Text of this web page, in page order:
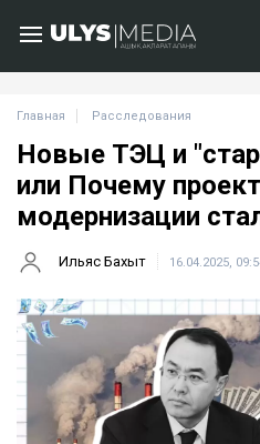
Главная Расследования
Новые ТЭЦ и
или Почему
модернизации
Ильяс Бахыт 16.04.2025,